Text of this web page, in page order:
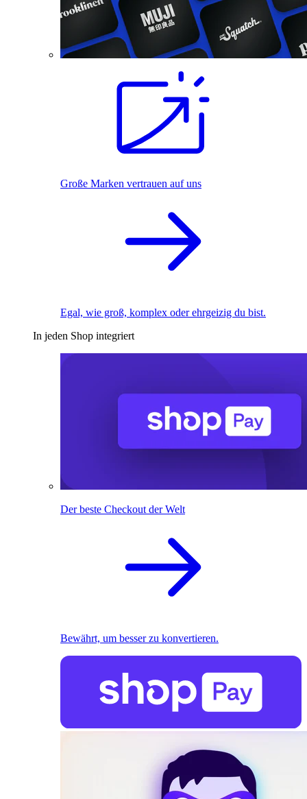
Große Marken vertrauen auf uns
Egal, wie groß, komplex oder ehrgeizig du bist.
In jeden Shop integriert
Der beste Checkout der Welt
Bewährt, um besser zu konvertieren.